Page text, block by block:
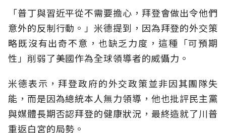
「普丁與習近平從不需要擔心，拜登會做出令他們
意外的反制行動。」米德提到，因為拜登的外交策
略既沒有出奇不意，也缺乏力度，這種「可預期
性」削弱了美國作為全球領導者的威懾力。
米德表示，拜登政府的外交政策並非因其團隊失
能，而是因為總統本人無力領導，他也批評民主黨
與媒體長期否認拜登的健康狀況，最終造就了川普
重返白宮的局勢。